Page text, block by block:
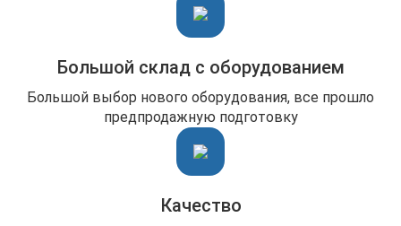
Большой склад с оборудованием
Большой выбор нового оборудования, все прошло
предпродажную подготовку
Качество